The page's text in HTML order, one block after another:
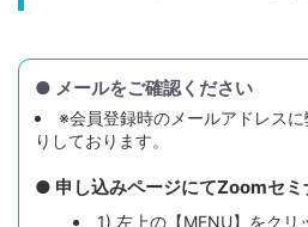
● メールをご確認ください
※会員登録時のメールアドレス
りしております。
● 申し込みページにてZoomセミ
1) 左上の【MENU】をクリ